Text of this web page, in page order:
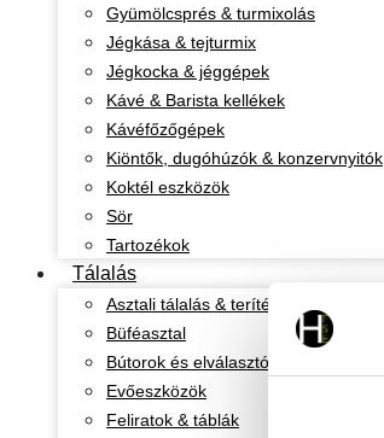
Gyümölcsprés & turmixolás
Jégkása & tejturmix
Jégkocka & jéggépek
Kávé & Barista kellékek
Kávéfőzőgépek
Kiöntők, dugóhúzók & konzervnyitók
Koktél eszközök
Sör
Tartozékok
Tálalás
Asztali tálalás & teríték
Büféasztal
Bútorok és elválasztó oszlopok
Evőeszközök
Feliratok & táblák